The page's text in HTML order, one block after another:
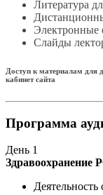
Литература
Электронные
Слайды
Доступ к материалам для
кабинет сайта
Программа
День 1
Здравоохранение